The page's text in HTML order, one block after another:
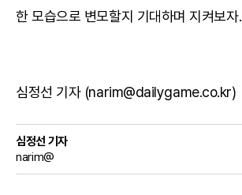
한 모습으로 변모할지 기대하며 지켜보자.
심정선 기자 (narim@dailygame.co.kr)
심정선 기자
narim@